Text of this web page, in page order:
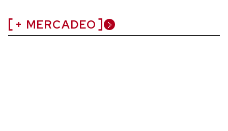
+ MERCADEO